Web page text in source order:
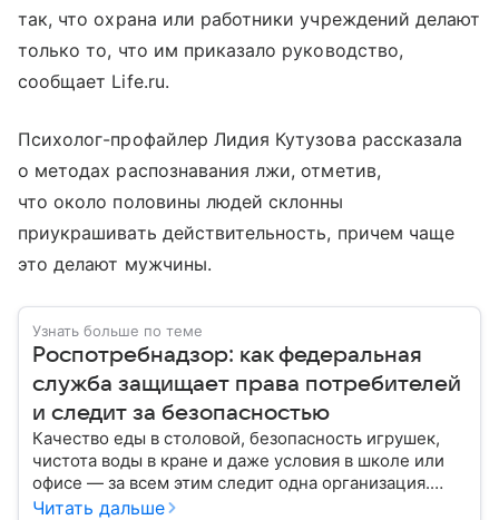
так, что охрана или работники учреждений делают
только то, что им приказало руководство,
сообщает Life.ru.
Психолог-профайлер Лидия Кутузова рассказала
о методах распознавания лжи, отметив,
что около половины людей склонны
приукрашивать действительность, причем чаще
это делают мужчины.
Узнать больше по теме
Роспотребнадзор: как федеральная
служба защищает права потребителей
и следит за безопасностью
Качество еды в столовой, безопасность игрушек,
чистота воды в кране и даже условия в школе или
офисе — за всем этим следит одна организация.
Роспотребнадзор — федеральная служба, которая
Читать дальше